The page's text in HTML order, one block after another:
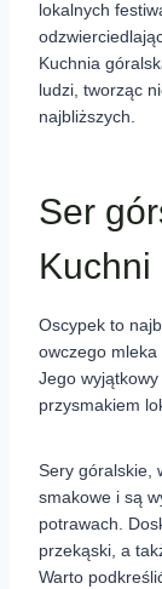
lokalnych
Kuchnia
ludzi, tworząc
najbliższych.
Ser
Kuchni
Oscypek to
owczego
Jego
przysmakiem
Sery góralskie,
smakowe i są
potrawach.
przekąski, a
Warto